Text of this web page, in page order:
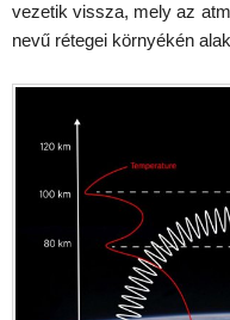
vezetik vissza, mely az
nevű rétegei környékén